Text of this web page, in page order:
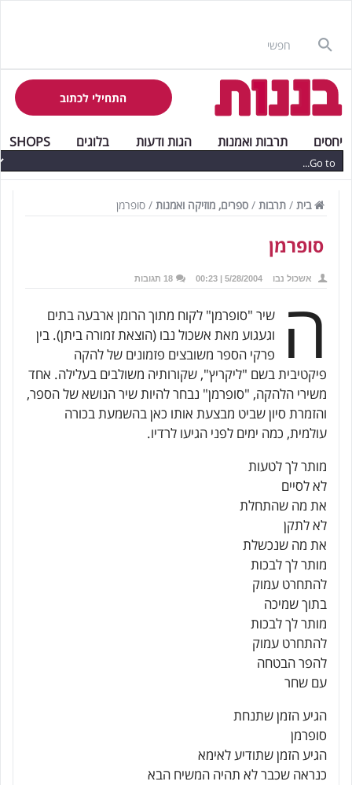
התחילי לכתוב
יחסים תרבות ואמנות הגות ודעות בלוגים SHOPS
בית / תרבות / ספרים, מוזיקה ואמנות / סופרמן
סופרמן
אשכול נבו 5/28/2004 | 00:23 18 תגובות
ה
שיר "סופרמן" לקוח מתוך הרומן ארבעה בתים
וגעגוע מאת אשכול נבו (הוצאת זמורה ביתן). בין
פרקי הספר משובצים פזמונים של להקה
פיקטיבית בשם "ליקריץ", שקורותיה משולבים בעלילה. אחד
משירי הלהקה, "סופרמן" נבחר להיות שיר הנושא של הספר,
והזמרת סיון שביט מבצעת אותו כאן בהשמעת בכורה
עולמית, כמה ימים לפני הגיעו לרדיו.
מותר לך לטעות
לא לסיים
את מה שהתחלת
לא לתקן
את מה שנכשלת
מותר לך לבכות
להתחרט עמוק
בתוך שמיכה
מותר לך לבכות
להתחרט עמוק
להפר הבטחה
עם שחר
הגיע הזמן שתנחת
סופרמן
הגיע הזמן שתודיע לאימא
כנראה שכבר לא תהיה המשיח הבא